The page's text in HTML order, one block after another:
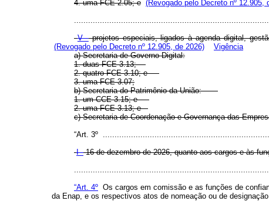
4. uma FCE 2.05; e (Revogado pelo Decreto nº 12.905,
V -projetos especiais, ligados à agenda digital,
(Revogado pelo Decreto nº 12.905, de 2026)
Vigência
a) Secretaria de Governo Digital:
1. duas FCE 3.13;
2. quatro FCE 3.10; e
3. uma FCE 3.07;
b) Secretaria do Patrimônio da União:
1. um CCE 3.15; e
2. uma FCE 3.13; e
c) Secretaria de Coordenação e Governança das
“Art. 3º
I -16 de dezembro de 2026, quanto aos cargos e às
“Art. 4º Os cargos em comissão e as funções de
da Enap, e os respectivos atos de nomeação ou de